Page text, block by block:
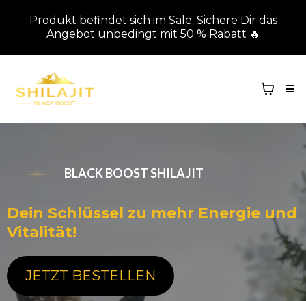
Produkt befindet sich im Sale. Sichere Dir das
Angebot unbedingt mit 50 % Rabatt 🔥
BLACK BOOST SHILAJIT
Dein Schlüssel zu mehr Energie und
Vitalität!
JETZT BESTELLEN